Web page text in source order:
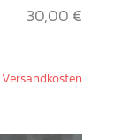
Versandkosten
30,00€